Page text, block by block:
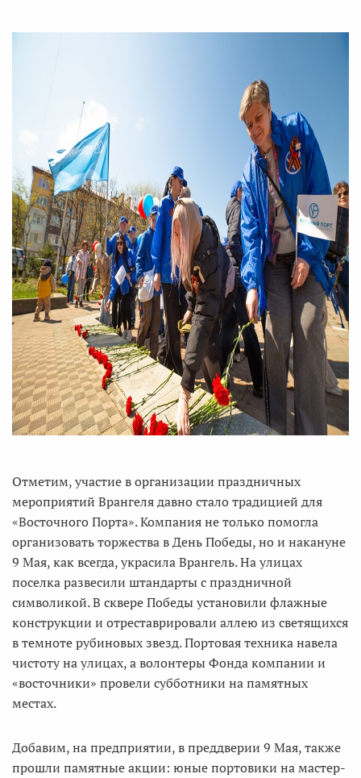
Отметим, участие в организации праздничных
мероприятий Врангеля давно стало традицией для
«Восточного Порта». Компания не только помогла
организовать торжества в День Победы, но и накануне
9 Мая, как всегда, украсила Врангель. На улицах
поселка развесили штандарты с праздничной
символикой. В сквере Победы установили флажные
конструкции и отреставрировали аллею из светящихся
в темноте рубиновых звезд. Портовая техника навела
чистоту на улицах, а волонтеры Фонда компании и
«восточники» провели субботники на памятных
местах.
Добавим, на предприятии, в преддверии 9 Мая, также
прошли памятные акции: юные портовики на мастер-